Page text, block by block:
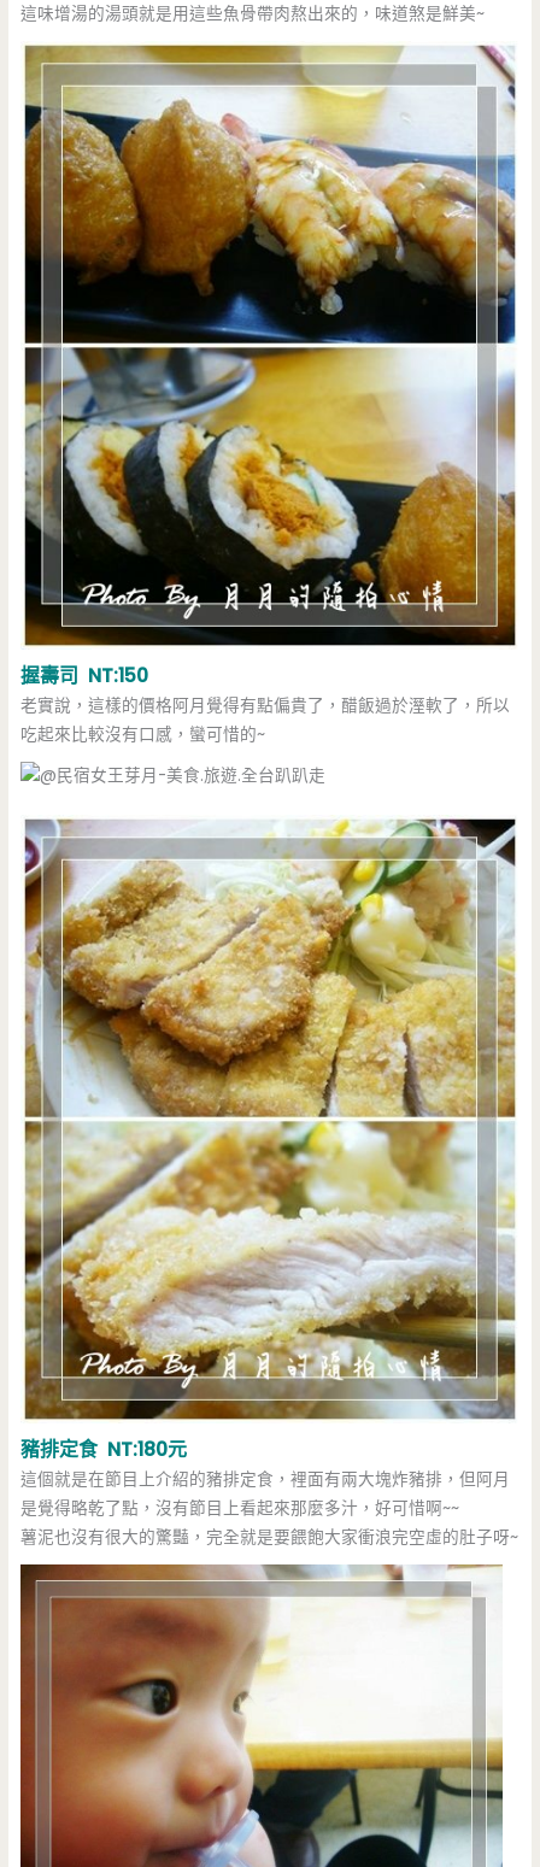
這味增湯的湯頭就是用這些魚骨帶肉熬出來的，味道煞是鮮美~
握壽司 NT:150
老實說，這樣的價格阿月覺得有點偏貴了，醋飯過於溼軟了，所以
吃起來比較沒有口感，蠻可惜的~
豬排定食 NT:180元
這個就是在節目上介紹的豬排定食，裡面有兩大塊炸豬排，但阿月
是覺得略乾了點，沒有節目上看起來那麼多汁，好可惜啊~~
薯泥也沒有很大的驚豔，完全就是要餵飽大家衝浪完空虛的肚子呀~